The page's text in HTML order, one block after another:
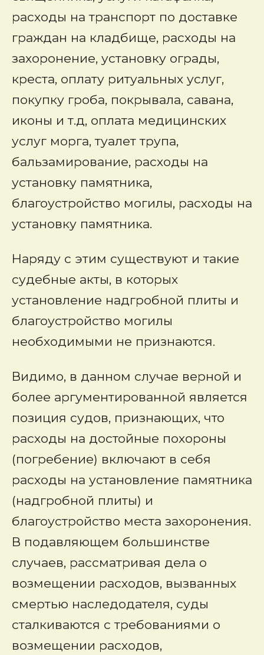
расходы на транспорт по доставке
граждан на кладбище, расходы на
захоронение, установку ограды,
креста, оплату ритуальных услуг,
покупку гроба, покрывала, савана,
иконы и т.д, оплата медицинских
услуг морга, туалет трупа,
бальзамирование, расходы на
установку памятника,
благоустройство могилы, расходы на
установку памятника.
Наряду с этим существуют и такие
судебные акты, в которых
установление надгробной плиты и
благоустройство могилы
необходимыми не признаются.
Видимо, в данном случае верной и
более аргументированной является
позиция судов, признающих, что
расходы на достойные похороны
(погребение) включают в себя
расходы на установление памятника
(надгробной плиты) и
благоустройство места захоронения.
В подавляющем большинстве
случаев, рассматривая дела о
возмещении расходов, вызванных
смертью наследодателя, суды
сталкиваются с требованиями о
возмещении расходов,